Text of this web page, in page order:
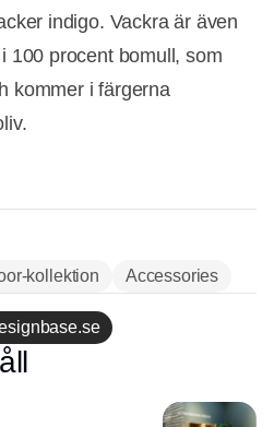
indigo. Vackra är även
100 procent bomull, som
kommer i färgerna
kollektion Accessories
Annons